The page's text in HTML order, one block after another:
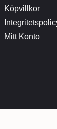
Köpvillkor
Mitt Konto